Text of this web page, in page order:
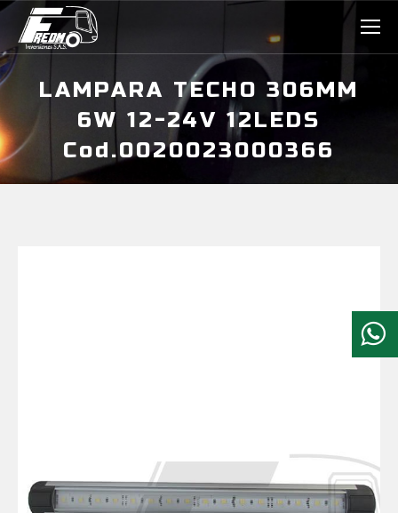
LAMPARA TECHO 306MM
6W 12-24V 12LEDS
Cod.0020023000366